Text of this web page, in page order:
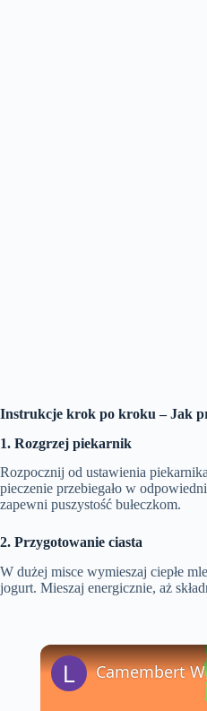
Instrukcje krok po kroku – Jak
1. Rozgrzej piekarnik
Rozpocznij od ustawienia
pieczenie przebiegało w
zapewni puszystość bułeczkom.
2. Przygotowanie ciasta
W dużej misce wymieszaj ciepłe
jogurt. Mieszaj energicznie, aż